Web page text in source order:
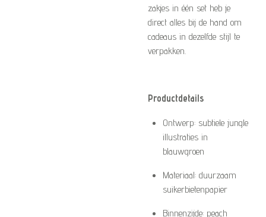
zakjes in één set heb je
direct alles bij de hand om
cadeaus in dezelfde stijl te
verpakken.
Productdetails
Ontwerp: subtiele jungle
illustraties in
blauwgroen
Materiaal: duurzaam
suikerbietenpapier
Binnenzijde: peach